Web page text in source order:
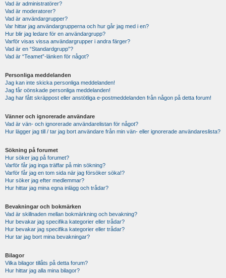
Vad är administratörer?
Vad är moderatorer?
Vad är användargrupper?
Var hittar jag användargrupperna och hur går jag med i en?
Hur blir jag ledare för en användargrupp?
Varför visas vissa användargrupper i andra färger?
Vad är en “Standardgrupp”?
Vad är “Teamet”-länken för något?
Personliga meddelanden
Jag kan inte skicka personliga meddelanden!
Jag får oönskade personliga meddelanden!
Jag har fått skräppost eller anstötliga e-postmeddelanden från någon på detta forum!
Vänner och ignorerade användare
Vad är vän- och ignorerade användarelistan för något?
Hur lägger jag till / tar jag bort användare från min vän- eller ignorerade användareslista?
Sökning på forumet
Hur söker jag på forumet?
Varför får jag inga träffar på min sökning?
Varför får jag en tom sida när jag försöker söka!?
Hur söker jag efter medlemmar?
Hur hittar jag mina egna inlägg och trådar?
Bevakningar och bokmärken
Vad är skillnaden mellan bokmärkning och bevakning?
Hur bevakar jag specifika kategorier eller trådar?
Hur bevakar jag specifika kategorier eller trådar?
Hur tar jag bort mina bevakningar?
Bilagor
Vilka bilagor tillåts på detta forum?
Hur hittar jag alla mina bilagor?